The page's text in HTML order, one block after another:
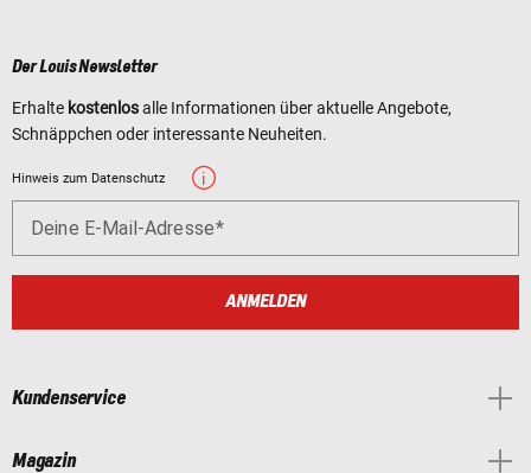
Der Louis Newsletter
Erhalte kostenlosalle Informationen über aktuelle Angebote,
Schnäppchen oder interessante Neuheiten.
Hinweis zum Datenschutz
Deine E-Mail-Adresse
ANMELDEN
Kundenservice
Magazin